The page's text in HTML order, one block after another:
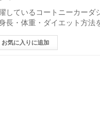
しているコートニーカー
長・体重・ダイエット方法
お気に入りに追加